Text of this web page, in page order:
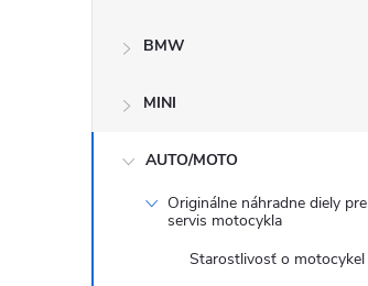
BMW
MINI
AUTO/MOTO
Originálne náhradne diely pre
servis motocykla
Starostlivosť o motocykel